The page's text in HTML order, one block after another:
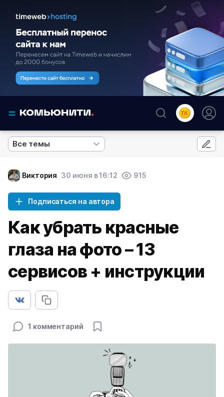
Все темы
Виктория 30 июня в 16:12 915
Подписаться на автора
Как убрать красные
глаза на фото – 13
сервисов + инструкции
1 комментарий